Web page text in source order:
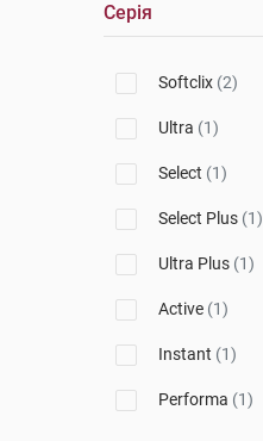
Серія
Softclix (2)
Ultra (1)
Select (1)
Select Plus (1)
Ultra Plus (1)
Active (1)
Instant (1)
Performa (1)